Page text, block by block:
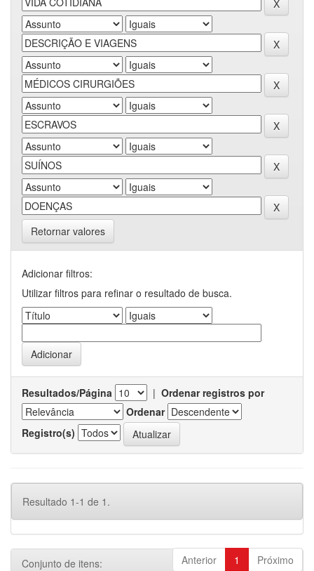
Retornar valores
Adicionar filtros:
Utilizar filtros para refinar o resultado de busca.
Resultados/Página | Ordenar registros por
Ordenar
Registro(s)
Resultado 1-1 de 1.
Anterior 1 Próximo
Conjunto de itens: